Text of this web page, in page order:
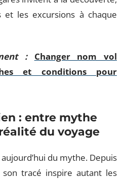
et les excursions à chaque
:
Changer nom vol
et conditions pour
: entre mythe
du voyage
du mythe. Depuis
son tracé inspire autant les